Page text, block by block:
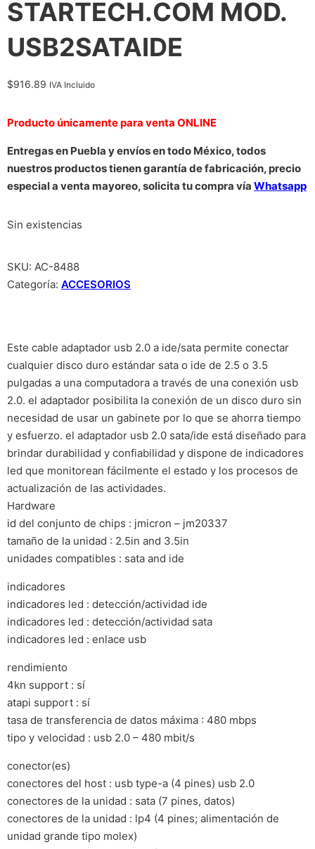
STARTECH.COM MOD.
USB2SATAIDE
$916.89 IVA Incluido
Producto únicamente para venta ONLINE
Entregas en Puebla y envíos en todo México, todos
nuestros productos tienen garantía de fabricación, precio
especial a venta mayoreo, solicita tu compra vía Whatsapp
Sin existencias
SKU: AC-8488
Categoría: ACCESORIOS
Este cable adaptador usb 2.0 a ide/sata permite conectar
cualquier disco duro estándar sata o ide de 2.5 o 3.5
pulgadas a una computadora a través de una conexión usb
2.0. el adaptador posibilita la conexión de un disco duro sin
necesidad de usar un gabinete por lo que se ahorra tiempo
y esfuerzo. el adaptador usb 2.0 sata/ide está diseñado para
brindar durabilidad y confiabilidad y dispone de indicadores
led que monitorean fácilmente el estado y los procesos de
actualización de las actividades.
Hardware
id del conjunto de chips : jmicron – jm20337
tamaño de la unidad : 2.5in and 3.5in
unidades compatibles : sata and ide
indicadores
indicadores led : detección/actividad ide
indicadores led : detección/actividad sata
indicadores led : enlace usb
rendimiento
4kn support : sí
atapi support : sí
tasa de transferencia de datos máxima : 480 mbps
tipo y velocidad : usb 2.0 – 480 mbit/s
conector(es)
conectores del host : usb type-a (4 pines) usb 2.0
conectores de la unidad : sata (7 pines, datos)
conectores de la unidad : lp4 (4 pines; alimentación de
unidad grande tipo molex)